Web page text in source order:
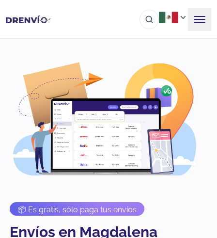
📦 Es gratis, sólo paga tus envíos
Envíos en Magdalena